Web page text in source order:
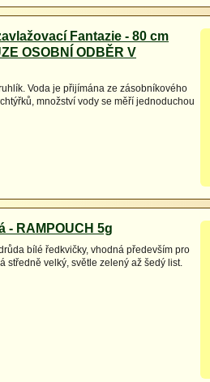
Fantazie - 80 cm
OSOBNÍ ODBĚR V
Voda je přijímána ze zásobníkového
množství vody se měří jednoduchou
- RAMPOUCH 5g
bílé ředkvičky, vhodná především pro
středně velký, světle zelený až šedý list.